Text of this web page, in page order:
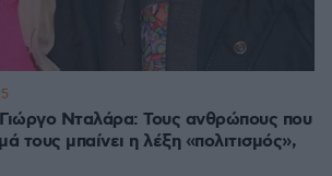
Νταλάρα: Τους ανθρώπους που
τους μπαίνει η λέξη «πολιτισμός»,